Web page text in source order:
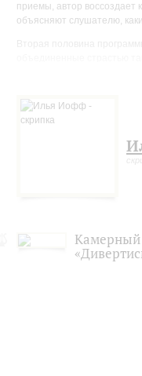
приемы, автор
объясняют слушателю,
полушариях: когда в
Камерный